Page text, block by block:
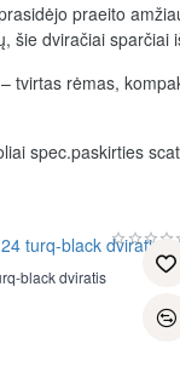
praeito
šie dviračiai
tvirtas rėmas,
spec.paskirties
black dviratis